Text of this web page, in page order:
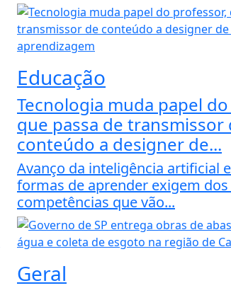
Educação
Tecnologia muda papel
que passa de transmissor
conteúdo a designer de...
Avanço da inteligência artificial
formas de aprender exigem
competências que vão...
Geral